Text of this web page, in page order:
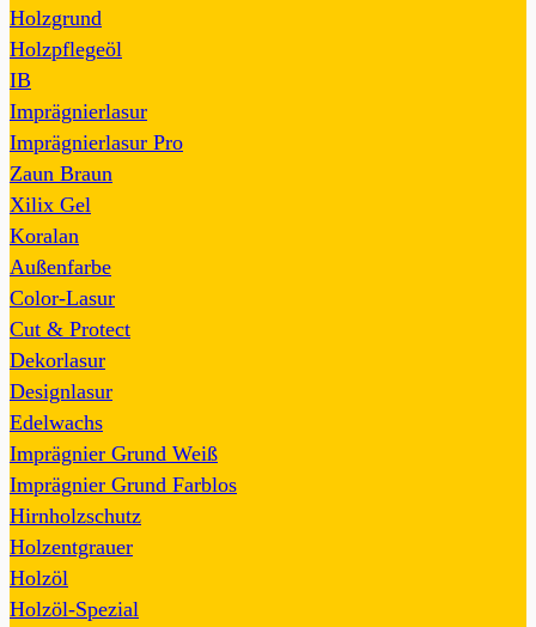
Holzgrund
Holzpflegeöl
IB
Imprägnierlasur
Imprägnierlasur Pro
Zaun Braun
Xilix Gel
Koralan
Außenfarbe
Color-Lasur
Cut & Protect
Dekorlasur
Designlasur
Edelwachs
Imprägnier Grund Weiß
Imprägnier Grund Farblos
Hirnholzschutz
Holzentgrauer
Holzöl
Holzöl-Spezial